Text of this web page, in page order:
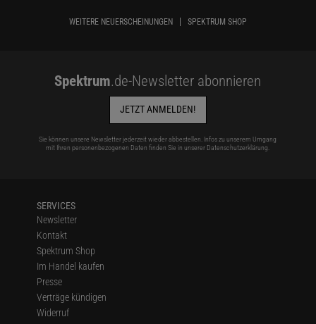
WEITERE NEUERSCHEINUNGEN SPEKTRUM SHOP
Spektrum.de-Newsletter abonnieren
JETZT ANMELDEN!
Sie können unsere Newsletter jederzeit wieder abbestellen. Infos zu unserem Umgang
mit Ihren personenbezogenen Daten finden Sie in unserer Datenschutzerklärung
SERVICES
Newsletter
Kontakt
Spektrum Shop
Im Handel kaufen
Presse
Verträge kündigen
Widerruf